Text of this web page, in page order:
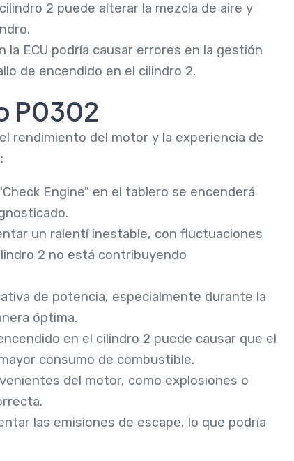
2 puede alterar la mezcla de aire y
la ECU podría causar errores en la gestión
de encendido en el cilindro 2.
P0302
rendimiento del motor y la experiencia de
Engine" en el tablero se encenderá
un ralentí inestable, con fluctuaciones
2 no está contribuyendo
de potencia, especialmente durante la
óptima.
en el cilindro 2 puede causar que el
consumo de combustible.
del motor, como explosiones o
las emisiones de escape, lo que podría